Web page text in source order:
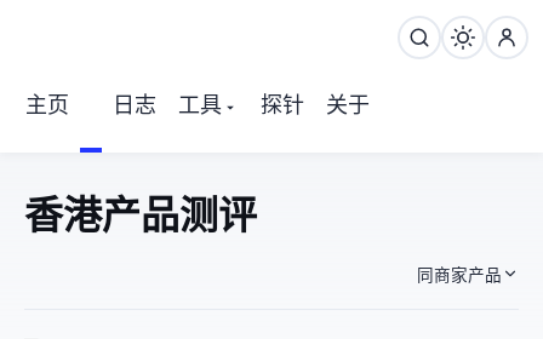
主页 日志 工具 探针 关于
KazeCloud 香港WTT NAT产品 测评
同商家产品